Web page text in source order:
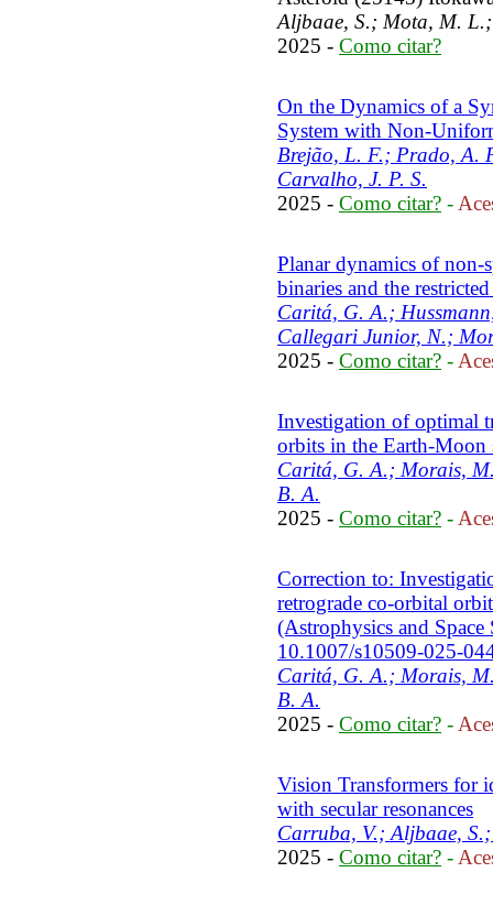
Aljbaae, S.; Mota, M.
2025 - Como citar?
On the Dynamics of a
System with Non-
Brejão, L. F.; Prado, A.
Carvalho, J. P. S.
2025 - Como citar? -
Planar dynamics of non-
binaries and the
Caritá, G. A.;
Callegari Junior, N.;
2025 - Como citar? -
Investigation of optimal
orbits in the Earth-Moon
Caritá, G. A.; Morais,
B. A.
2025 - Como citar? -
Correction to:
retrograde co-orbital
(Astrophysics and
10.1007/s10509-025-
Caritá, G. A.; Morais,
B. A.
2025 - Como citar? -
Vision Transformers for
with secular resonances
Carruba, V.; Aljbaae,
2025 - Como citar? -